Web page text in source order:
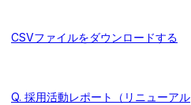
CSVファイルをダウンロードする
Q. 採用活動レポート（リニューアル